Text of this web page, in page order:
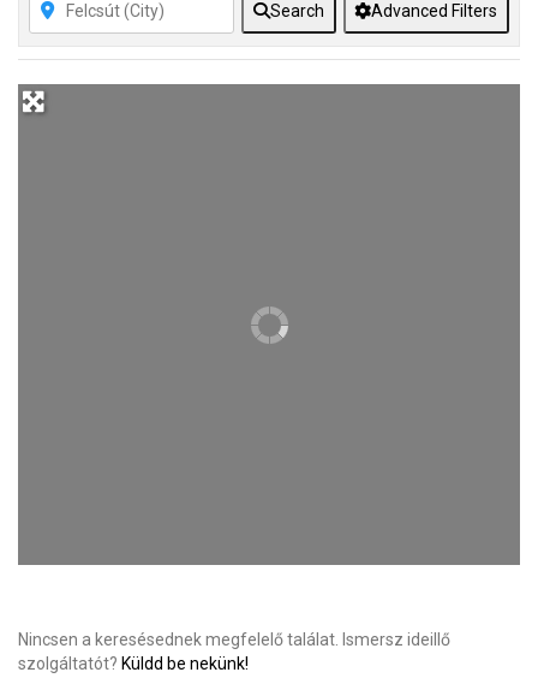
Search Advanced Filters
Nincsen a keresésednek megfelelő találat. Ismersz ideillő
szolgáltatót? Küldd be nekünk!